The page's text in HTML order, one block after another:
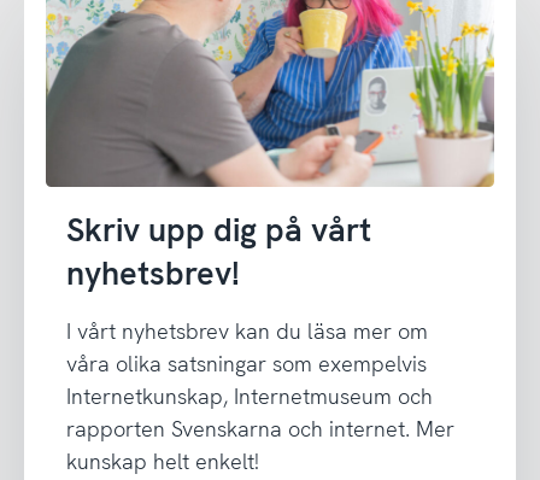
Skriv upp dig på vårt
nyhetsbrev!
I vårt nyhetsbrev kan du läsa mer om
våra olika satsningar som exempelvis
Internetkunskap, Internetmuseum och
rapporten Svenskarna och internet. Mer
kunskap helt enkelt!